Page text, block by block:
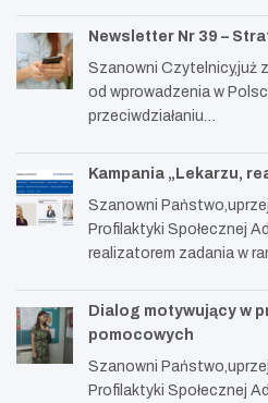
Newsletter Nr 39 –
Szanowni Czytelnicy,już
od wprowadzenia w
przeciwdziałaniu…
Kampania „Lekarzu,
Szanowni
Profilaktyki Społecznej
realizatorem zadania w
Dialog motywujący w
pomocowych
Szanowni
Profilaktyki Społecznej